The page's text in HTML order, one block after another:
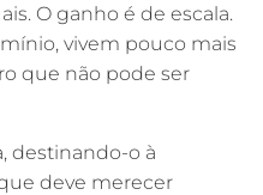
O ganho é de escala.
vivem pouco mais
que não pode ser
destinando-o à
deve merecer